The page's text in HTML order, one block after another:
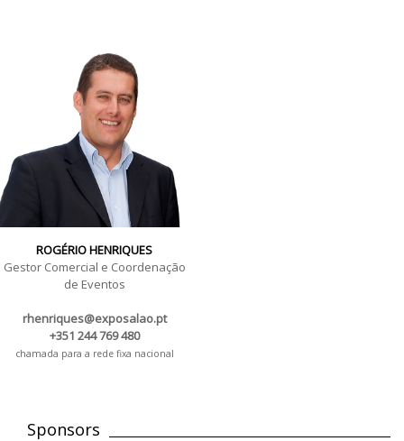
ROGÉRIO HENRIQUES
Gestor Comercial e Coordenação
de Eventos
rhenriques@exposalao.pt
+351 244 769 480
chamada para a rede fixa nacional
Sponsors